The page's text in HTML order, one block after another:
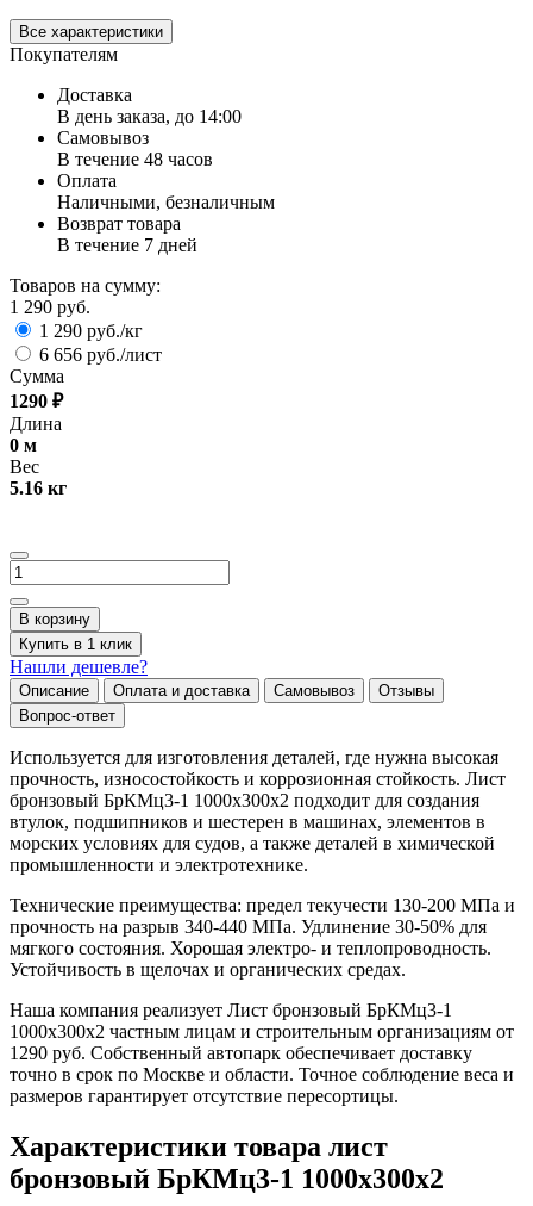
Все характеристики
Покупателям
Доставка
В день заказа, до 14:00
Самовывоз
В течение 48 часов
Оплата
Наличными, безналичным
Возврат товара
В течение 7 дней
Товаров на сумму:
1 290 руб.
1 290 руб./кг
6 656 руб./лист
Сумма
1290 ₽
Длина
0 м
Вес
5.16 кг
В корзину
Купить в 1 клик
Нашли дешевле?
Описание Оплата и доставка Самовывоз
Отзывы
Вопрос-ответ
Используется для изготовления деталей, где нужна высокая
прочность, износостойкость и коррозионная стойкость. Лист
бронзовый БрКМц3-1 1000х300х2 подходит для создания
втулок, подшипников и шестерен в машинах, элементов в
морских условиях для судов, а также деталей в химической
промышленности и электротехнике.
Технические преимущества: предел текучести 130-200 МПа и
прочность на разрыв 340-440 МПа. Удлинение 30-50% для
мягкого состояния. Хорошая электро- и теплопроводность.
Устойчивость в щелочах и органических средах.
Наша компания реализует Лист бронзовый БрКМц3-1
1000х300х2 частным лицам и строительным организациям от
1290 руб. Собственный автопарк обеспечивает доставку
точно в срок по Москве и области. Точное соблюдение веса и
размеров гарантирует отсутствие пересортицы.
Характеристики товара лист
бронзовый БрКМц3-1 1000х300х2